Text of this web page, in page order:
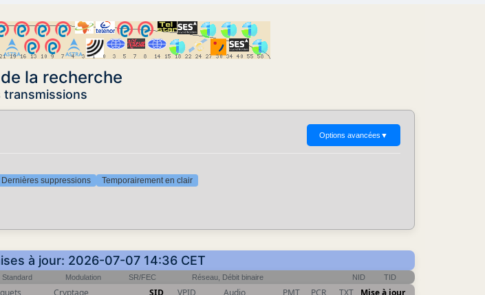
la recherche
transmissions
Options avancées ▼
Dernières suppressions Temporairement en clair
à jour: 2026-07-07 14:36 CET
Standard Modulation SR/FEC Réseau, Débit binaire NID TID